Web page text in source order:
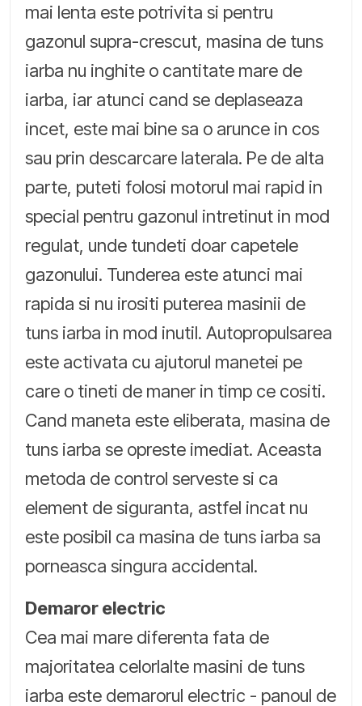
mai lenta este potrivita si pentru
gazonul supra-crescut, masina de tuns
iarba nu inghite o cantitate mare de
iarba, iar atunci cand se deplaseaza
incet, este mai bine sa o arunce in cos
sau prin descarcare laterala. Pe de alta
parte, puteti folosi motorul mai rapid in
special pentru gazonul intretinut in mod
regulat, unde tundeti doar capetele
gazonului. Tunderea este atunci mai
rapida si nu irositi puterea masinii de
tuns iarba in mod inutil. Autopropulsarea
este activata cu ajutorul manetei pe
care o tineti de maner in timp ce cositi.
Cand maneta este eliberata, masina de
tuns iarba se opreste imediat. Aceasta
metoda de control serveste si ca
element de siguranta, astfel incat nu
este posibil ca masina de tuns iarba sa
porneasca singura accidental.
Demaror electric
Cea mai mare diferenta fata de
majoritatea celorlalte masini de tuns
iarba este demarorul electric - panoul de